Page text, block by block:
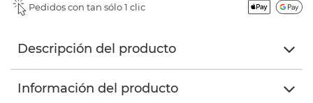
Pedidos con tan sólo 1 clic
Descripción del producto
Información del producto